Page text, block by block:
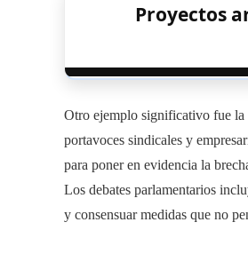
Proyectos
Otro ejemplo significativo fue la
portavoces sindicales y
para poner en evidencia la
Los debates parlamentarios
y consensuar medidas que no